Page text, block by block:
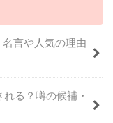
言や人気の理由
る？噂の候補・